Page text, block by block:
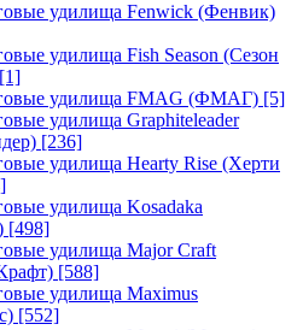
удилища Fenwick (Фенвик)
удилища Fish Season (Сезон
[1]
удилища FMAG (ФМАГ) [5]
удилища Graphiteleader
[236]
удилища Hearty Rise (Херти
удилища Kosadaka
[498]
удилища Major Craft
[588]
удилища Maximus
[552]